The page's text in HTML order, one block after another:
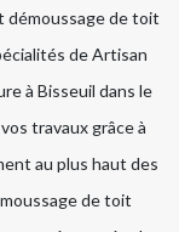
de toit
de Artisan
à Bisseuil dans le
travaux grâce à
au plus haut des
de toit